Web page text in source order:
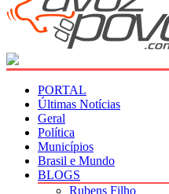
PORTAL
Últimas Notícias
Geral
Política
Municípios
Brasil e Mundo
BLOGS
Rubens Filho